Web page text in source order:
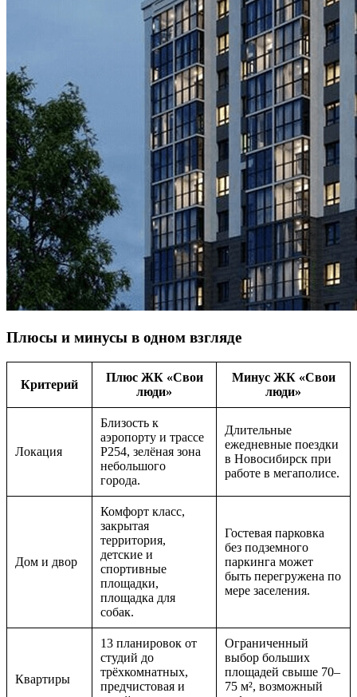
Плюсы и минусы в одном взгляде
Критерий
Плюс ЖК «Свои
люди»
Минус ЖК «Свои
люди»
Локация
Близость к
аэропорту и трассе
Р254, зелёная зона
небольшого
города.
Длительные
ежедневные поездки
в Новосибирск при
работе в мегаполисе.
Дом и двор
Комфорт класс,
закрытая
территория,
детские и
спортивные
площадки,
площадка для
собак.
Гостевая парковка
без подземного
паркинга может
быть перегружена по
мере заселения.
Квартиры
13 планировок от
студий до
трёхкомнатных,
предчистовая и
Ограниченный
выбор больших
площадей свыше 70–
75 м², возможный